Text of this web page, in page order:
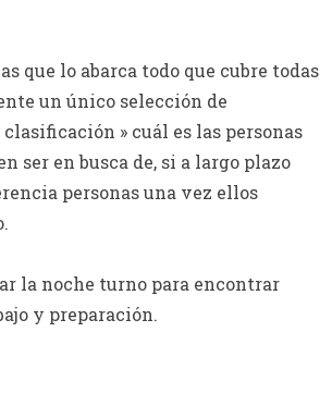
que lo abarca todo que cubre todas
un único selección de
» cuál es las personas
ser en busca de, si a largo plazo
personas una vez ellos
la noche turno para encontrar
y preparación.